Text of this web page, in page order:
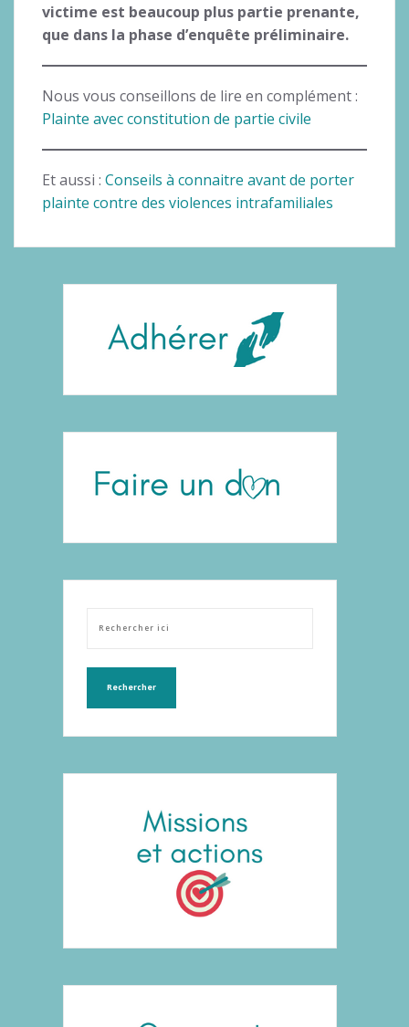
victime est beaucoup plus partie prenante,
que dans la phase d’enquête préliminaire.
Nous vous conseillons de lire en complément :
Plainte avec constitution de partie civile
Et aussi : Conseils à connaitre avant de porter
plainte contre des violences intrafamiliales